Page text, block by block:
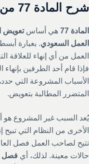
شرح المادة 77 من نظام العمل
المادة 77 هي أساستعويض
العمل السعودي. بعبارة
العمل من أي إنهاء للعلاقة
فإذا قام أحد الطرفين
الأسباب المشروعة التي
المتضرر المطالبة بتعويض.
يُعد السبب غير المشروع هو
الأخرى من النظام التي تبيح
تتيح لصاحب العمل فصل
حالات معينة. لذلك، أي